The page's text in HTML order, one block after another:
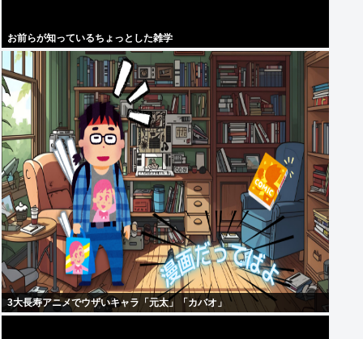
お前らが知っているちょっとした雑学
3大長寿アニメでウザいキャラ「元太」「カバオ」